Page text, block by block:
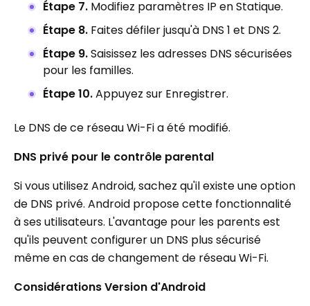
Étape 7. Modifiez paramètres IP en Statique.
Étape 8. Faites défiler jusqu'à DNS 1 et DNS 2.
Étape 9.Saisissez les adresses DNS sécurisées
pour les familles.
Étape 10.Appuyez sur Enregistrer.
Le DNS de ce réseau Wi-Fi a été modifié.
DNS privé pour le contrôle parental
Si vous utilisez Android, sachez qu'il existe une option
de DNS privé. Android propose cette fonctionnalité
à ses utilisateurs. L'avantage pour les parents est
qu'ils peuvent configurer un DNS plus sécurisé
même en cas de changement de réseau Wi-Fi.
Considérations Version d'Android